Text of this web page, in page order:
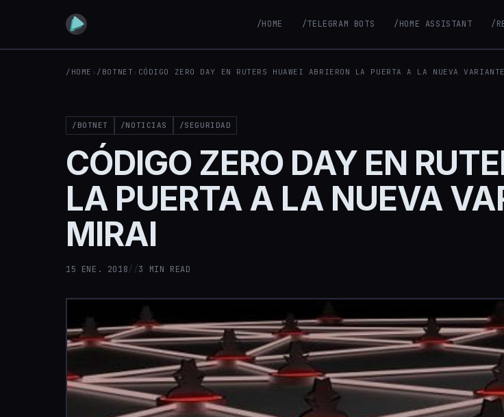
/HOME /TELEGRAM BOTS /HOME ASSISTANT /
/HOME › /BOTNET › CÓDIGO ZERO DAY EN RUTERS HUAWEI ABRIERON LA PUERTA A LA NUEVA
/BOTNET /NOTICIAS /SEGURIDAD
CÓDIGO ZERO DAY EN
LA PUERTA A LA NUEVA
MIRAI
15 ENE. 2018//3 MIN READ